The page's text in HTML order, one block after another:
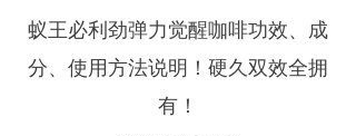
联系我们
蚁王必利劲弹力觉醒咖啡功效、成
分、使用方法说明！硬久双效全拥
有！